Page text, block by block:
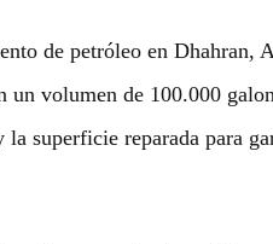
de petróleo en Dhahran,
un volumen de 100.000
la superficie reparada para